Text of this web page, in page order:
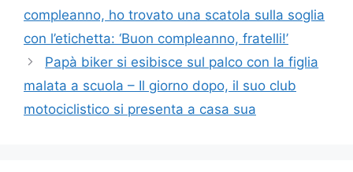
compleanno, ho trovato una scatola sulla soglia
con l’etichetta: ‘Buon compleanno, fratelli!’
Papà biker si esibisce sul palco con la figlia
malata a scuola – Il giorno dopo, il suo club
motociclistico si presenta a casa sua